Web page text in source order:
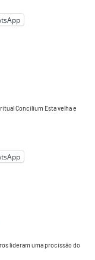
Concilium Esta velha e
lideram uma procissão do